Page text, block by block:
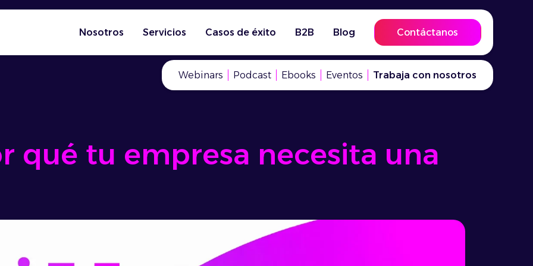
Nosotros Servicios Casos de éxito B2B Blog Contáctanos
Webinars Podcast Ebooks Eventos Trabaja con nosotros
qué tu empresa necesita una